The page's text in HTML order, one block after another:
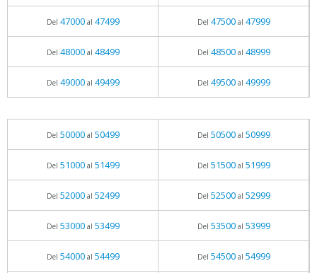
Del 47000al 47499 Del 47500al 47999
Del 48000al 48499 Del 48500al 48999
Del 49000al 49499 Del 49500al 49999
Del 50000al 50499 Del 50500al 50999
Del 51000al 51499 Del 51500al 51999
Del 52000al 52499 Del 52500al 52999
Del 53000al 53499 Del 53500al 53999
Del 54000al 54499 Del 54500al 54999